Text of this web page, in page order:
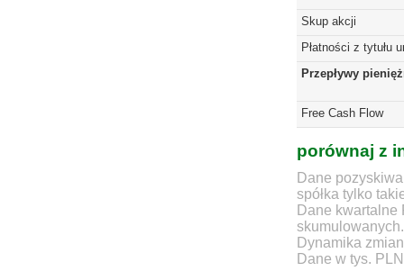
Skup akcji
Płatności z tytułu
Przepływy
Free Cash Flow
porównaj z
Dane
spółka tylko
Dane
skumulowanych.
Dynamika
Dane w tys. PLN